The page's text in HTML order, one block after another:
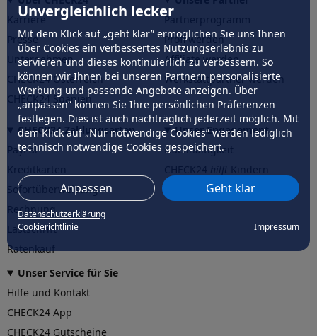
Unvergleichlich lecker
Mit dem Klick auf „geht klar” ermöglichen Sie uns Ihnen
über Cookies ein verbessertes Nutzungserlebnis zu
servieren und dieses kontinuierlich zu verbessern. So
können wir Ihnen bei unseren Partnern personalisierte
Werbung und passende Angebote anzeigen. Über
„anpassen” können Sie Ihre persönlichen Präferenzen
festlegen. Dies ist auch nachträglich jederzeit möglich. Mit
dem Klick auf „Nur notwendige Cookies” werden lediglich
technisch notwendige Cookies gespeichert.
Anpassen Geht klar
Datenschutzerklärung
Cookierichtlinie
Impressum
Karriere
Presse
Unternehmen
CHECK24 Österreich
CHECK24 Spanien
Partnerprogramm
Profi werden
Affiliate werden
Werkstattpartner werden
CHECK24 Zahlungsarten
PayPal
Sofortüberweisung
Rechnung
Lastschrift
Ratenkauf
Unser Engagement
Nachhaltigkeit
CHECK24hilftder Natur
Unser Service für Sie
Hilfe und Kontakt
CHECK24 App
CHECK24 Gutscheine